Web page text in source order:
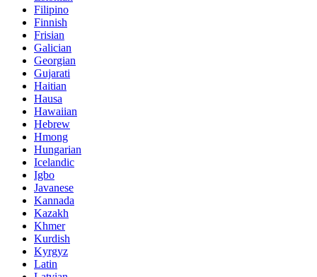
Filipino
Finnish
Frisian
Galician
Georgian
Gujarati
Haitian
Hausa
Hawaiian
Hebrew
Hmong
Hungarian
Icelandic
Igbo
Javanese
Kannada
Kazakh
Khmer
Kurdish
Kyrgyz
Latin